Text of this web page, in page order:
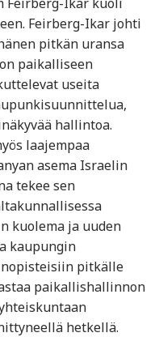
Feirberg-Ikar johti
pitkän uransa
paikalliseen
useita
hallintoa.
laajempaa
asema Israelin
tekee sen
kuolema ja uuden
kaupungin
pitkälle
paikallishallinnon
hetkellä.